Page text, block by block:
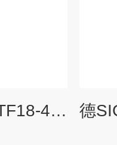
SICK光电传感器VTF18-4N1240选择要点